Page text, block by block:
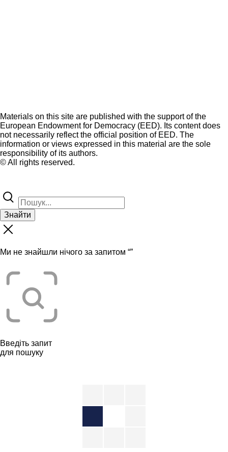
Materials on this site are published with the support of the
European Endowment for Democracy (EED). Its content does
not necessarily reflect the official position of EED. The
information or views expressed in this material are the sole
responsibility of its authors.
© All rights reserved.
Знайти
Ми не знайшли нічого за запитом “”
Введіть запит
для пошуку